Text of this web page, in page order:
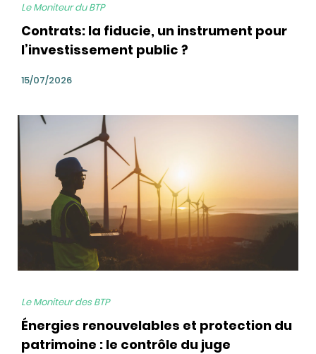
Le Moniteur du BTP
Contrats: la fiducie, un instrument pour
l’investissement public ?
15/07/2026
bg
Le Moniteur des BTP
Énergies renouvelables et protection du
patrimoine : le contrôle du juge